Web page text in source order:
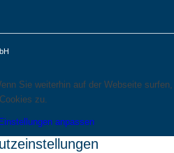
Sie weiterhin auf der Webseite surfen,
zu.
Einstellungen anpassen